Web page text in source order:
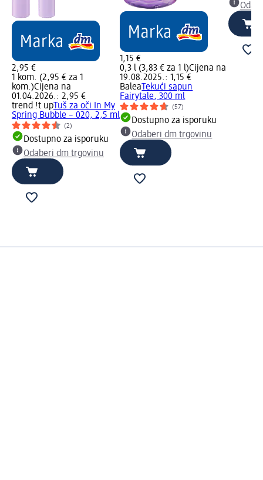
2,95 €
1 kom. (2,95 € za 1
kom.)Cijena na
01.04.2026.: 2,95 €
trend !t up Tuš za oči In My
Spring Bubble – 020, 2,5 ml
(2)
Dostupno za isporuku
Odaberi dm trgovinu
1,15 €
0,3 l (3,83 € za 1 l)Cijena na
19.08.2025.: 1,15 €
Balea Tekući sapun
Fairytale, 300 ml
(57)
Dostupno za isporuku
Odaberi dm trgovinu